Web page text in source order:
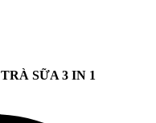
SỮA 3 IN 1